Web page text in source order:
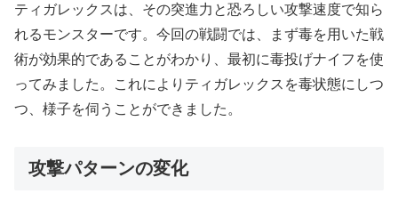
ティガレックスは、その突進力と恐ろしい攻撃速度で知ら
れるモンスターです。今回の戦闘では、まず毒を用いた戦
術が効果的であることがわかり、最初に毒投げナイフを使
ってみました。これによりティガレックスを毒状態にしつ
つ、様子を伺うことができました。
攻撃パターンの変化